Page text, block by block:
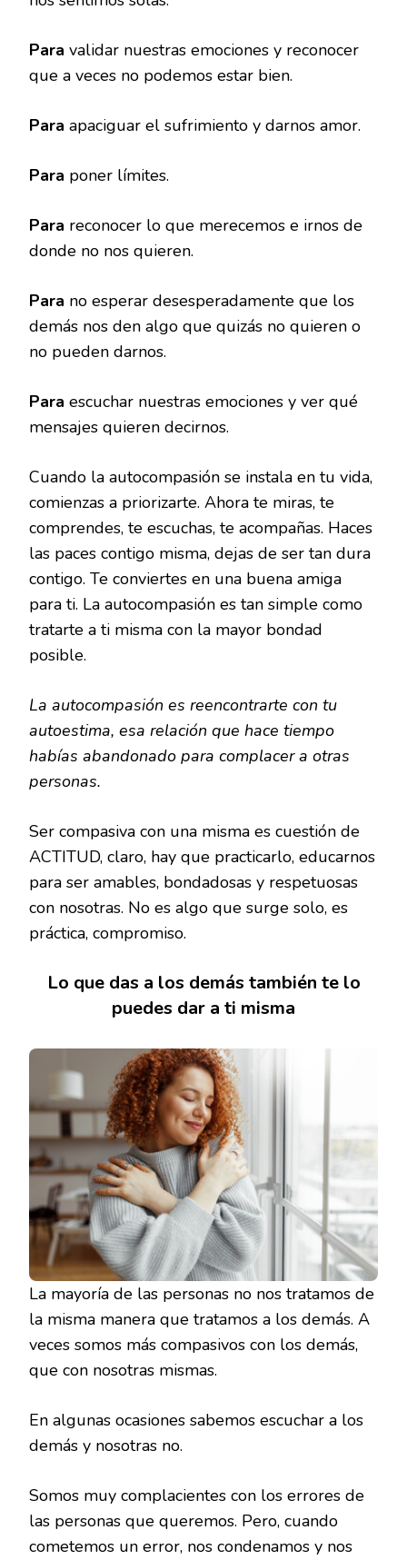
Para validar nuestras emociones y reconocer
que a veces no podemos estar bien.
Para apaciguar el sufrimiento y darnos amor.
Para poner límites.
Para reconocer lo que merecemos e irnos de
donde no nos quieren.
Para no esperar desesperadamente que los
demás nos den algo que quizás no quieren o
no pueden darnos.
Para escuchar nuestras emociones y ver qué
mensajes quieren decirnos.
Cuando la autocompasión se instala en tu vida,
comienzas a priorizarte. Ahora te miras, te
comprendes, te escuchas, te acompañas. Haces
las paces contigo misma, dejas de ser tan dura
contigo. Te conviertes en una buena amiga
para ti. La autocompasión es tan simple como
tratarte a ti misma con la mayor bondad
posible.
La autocompasión es reencontrarte con tu
autoestima, esa relación que hace tiempo
habías abandonado para complacer a otras
personas.
Ser compasiva con una misma es cuestión de
ACTITUD, claro, hay que practicarlo, educarnos
para ser amables, bondadosas y respetuosas
con nosotras. No es algo que surge solo, es
práctica, compromiso.
Lo que das a los demás también te lo
puedes dar a ti misma
La mayoría de las personas no nos tratamos de
la misma manera que tratamos a los demás. A
veces somos más compasivos con los demás,
que con nosotras mismas.
En algunas ocasiones sabemos escuchar a los
demás y nosotras no.
Somos muy complacientes con los errores de
las personas que queremos. Pero, cuando
cometemos un error, nos condenamos y nos